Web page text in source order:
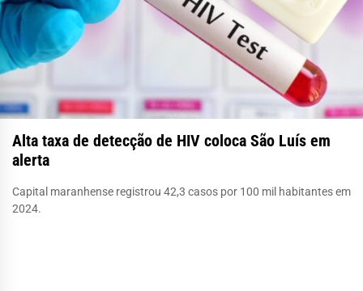
Alta taxa de detecção de HIV coloca São Luís em
alerta
Capital maranhense registrou 42,3 casos por 100 mil habitantes em
2024.